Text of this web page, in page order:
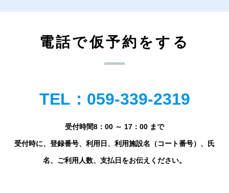
電話で仮予約をする
TEL：059-339-2319
受付時間8：00 ～ 17：00 まで
受付時に、登録番号、利用日、利用施設名（コート番号）、氏
名、ご利用人数、支払日をお伝えください。